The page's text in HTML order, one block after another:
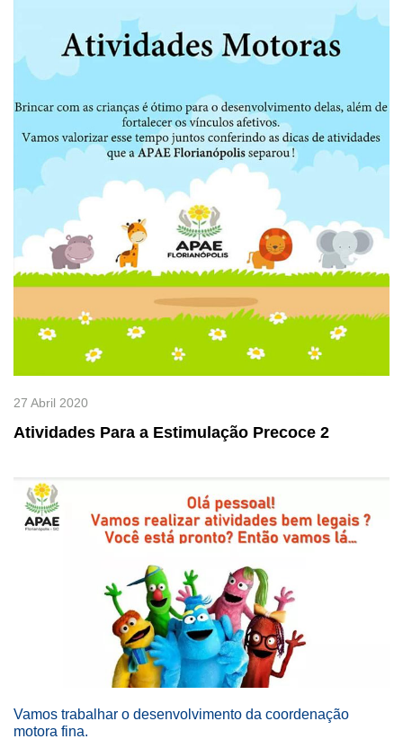
Atividades Para a Estimulação Precoce 2
27 Abril 2020
Vamos trabalhar o desenvolvimento da coordenação
motora fina.